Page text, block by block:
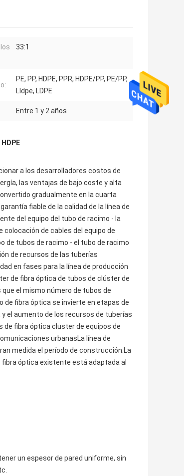
33:1
PE, PP, HDPE, PPR, HDPE/PP, PE/PP,
Lldpe, LDPE
Entre 1 y 2 años
a los desarrolladores costos de
las ventajas de bajo coste y alta
gradualmente en la cuarta
fiable de la calidad de la línea de
del equipo del tubo de racimo - la
colocación de cables del equipo de
de tubos de racimo - el tubo de racimo
de recursos de las tuberías
en fases para la línea de producción
de fibra óptica de tubos de clúster de
el mismo número de tubos de
de fibra óptica se invierte en etapas de
el aumento de los recursos de tuberías
de fibra óptica cluster de equipos de
urbanasLa línea de
medida el período de construcción.La
óptica existente está adaptada al
un espesor de pared uniforme, sin